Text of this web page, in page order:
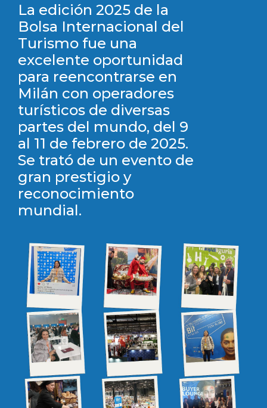
La edición 2025 de la
Bolsa Internacional del
Turismo fue una
excelente oportunidad
para reencontrarse en
Milán con operadores
turísticos de diversas
partes del mundo, del 9
al 11 de febrero de 2025.
Se trató de un evento de
gran prestigio y
reconocimiento
mundial.